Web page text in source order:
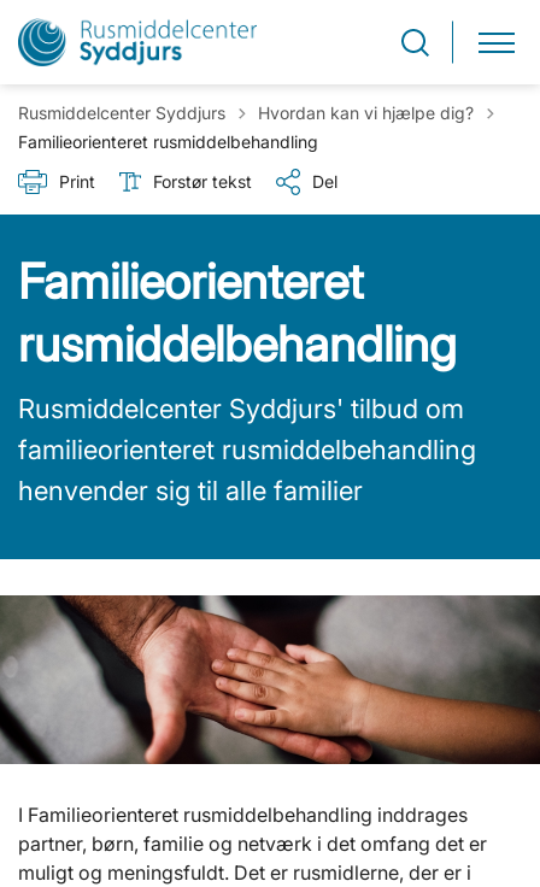
Rusmiddelcenter Syddjurs Tilbage til
Hvordan kan vi hjælpe dig?
Familieorienteret rusmiddelbehandling
Print
Forstør tekst Del
Familieorienteret
rusmiddelbehandling
Rusmiddelcenter Syddjurs' tilbud om
familieorienteret rusmiddelbehandling
henvender sig til alle familier
I Familieorienteret rusmiddelbehandling inddrages
partner, børn, familie og netværk i det omfang det er
muligt og meningsfuldt. Det er rusmidlerne, der er i